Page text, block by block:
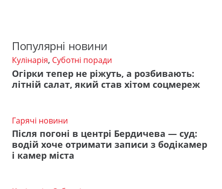
Популярні новини
Кулінарія, Суботні поради
Огірки тепер не ріжуть, а розбивають:
літній салат, який став хітом соцмереж
Гарячі новини
Після погоні в центрі Бердичева — суд:
водій хоче отримати записи з бодікамер
і камер міста